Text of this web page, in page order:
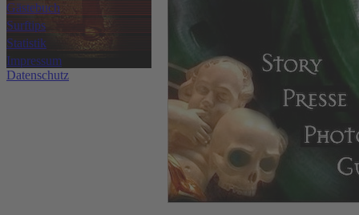
Gästebuch
Surftips
Statistik
Impressum
Datenschutz